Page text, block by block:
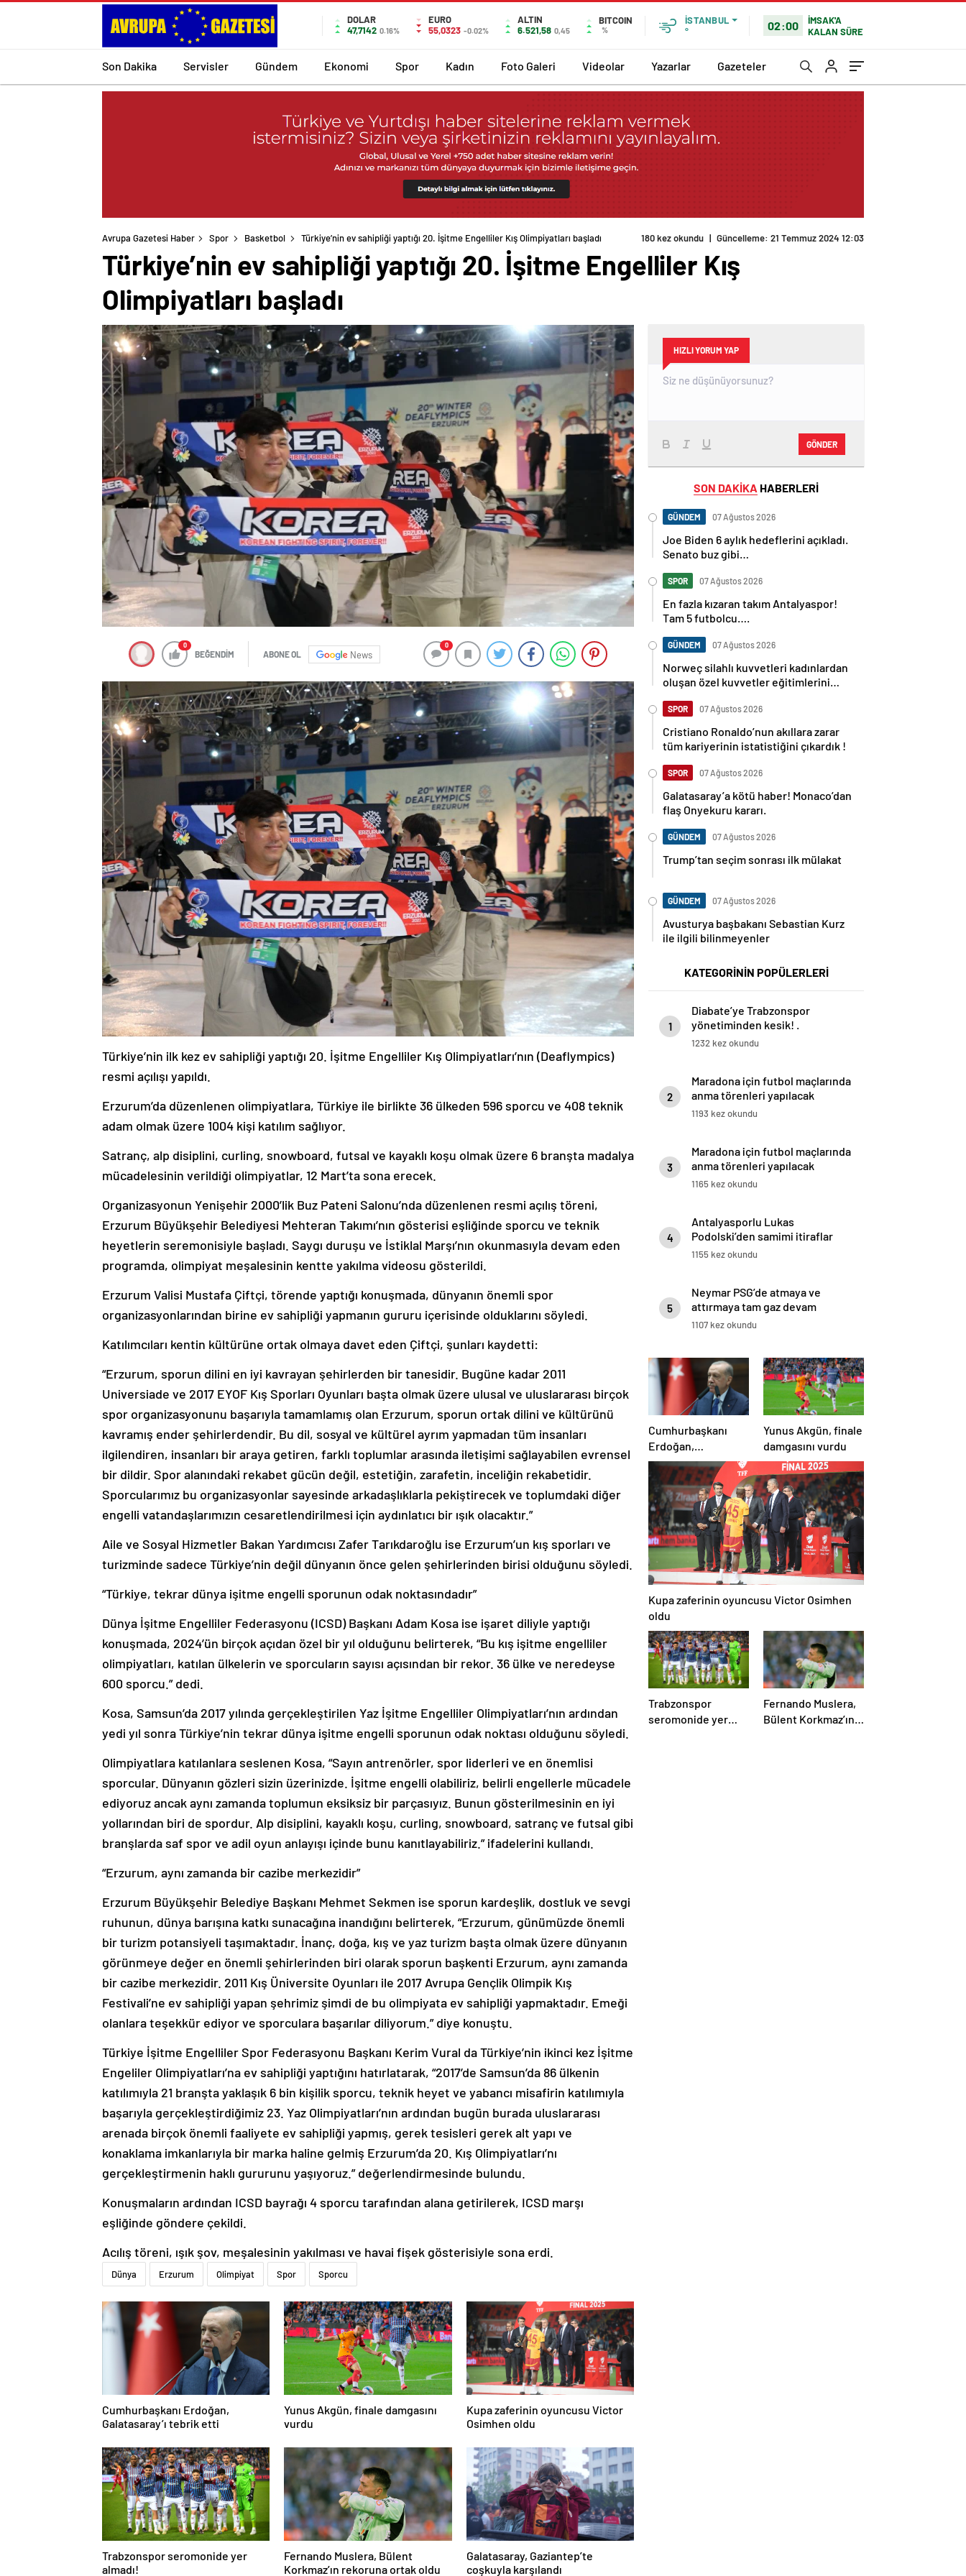
DOLAR
47,7142 0.16%
EURO
55,0323 -0.02%
ALTIN
6.521,58 0,45
BITCOIN
%
İSTANBUL
°
02:00
İMSAK'A
KALAN SÜRE
Son Dakika Servisler Gündem Ekonomi Spor Kadın Foto Galeri Videolar Yazarlar Gazeteler
Avrupa Gazetesi Haber Spor Basketbol Türkiye’nin ev sahipliği yaptığı 20. İşitme Engelliler Kış Olimpiyatları başladı
Türkiye’nin ev sahipliği yaptığı 20. İşitme Engelliler Kış
Olimpiyatları başladı
0
BEĞENDİM ABONE OL News
0
Türkiye’nin ilk kez ev sahipliği yaptığı 20. İşitme Engelliler Kış Olimpiyatları’nın (Deaflympics)
resmi açılışı yapıldı.
Erzurum’da düzenlenen olimpiyatlara, Türkiye ile birlikte 36 ülkeden 596 sporcu ve 408 teknik
adam olmak üzere 1004 kişi katılım sağlıyor.
Satranç, alp disiplini, curling, snowboard, futsal ve kayaklı koşu olmak üzere 6 branşta madalya
mücadelesinin verildiği olimpiyatlar, 12 Mart’ta sona erecek.
Organizasyonun Yenişehir 2000’lik Buz Pateni Salonu’nda düzenlenen resmi açılış töreni,
Erzurum Büyükşehir Belediyesi Mehteran Takımı’nın gösterisi eşliğinde sporcu ve teknik
heyetlerin seremonisiyle başladı. Saygı duruşu ve İstiklal Marşı’nın okunmasıyla devam eden
programda, olimpiyat meşalesinin kentte yakılma videosu gösterildi.
Erzurum Valisi Mustafa Çiftçi, törende yaptığı konuşmada, dünyanın önemli spor
organizasyonlarından birine ev sahipliği yapmanın gururu içerisinde olduklarını söyledi.
Katılımcıları kentin kültürüne ortak olmaya davet eden Çiftçi, şunları kaydetti:
“Erzurum, sporun dilini en iyi kavrayan şehirlerden bir tanesidir. Bugüne kadar 2011
Universiade ve 2017 EYOF Kış Sporları Oyunları başta olmak üzere ulusal ve uluslararası birçok
spor organizasyonunu başarıyla tamamlamış olan Erzurum, sporun ortak dilini ve kültürünü
kavramış ender şehirlerdendir. Bu dil, sosyal ve kültürel ayrım yapmadan tüm insanları
ilgilendiren, insanları bir araya getiren, farklı toplumlar arasında iletişimi sağlayabilen evrensel
bir dildir. Spor alanındaki rekabet gücün değil, estetiğin, zarafetin, inceliğin rekabetidir.
Sporcularımız bu organizasyonlar sayesinde arkadaşlıklarla pekiştirecek ve toplumdaki diğer
engelli vatandaşlarımızın cesaretlendirilmesi için aydınlatıcı bir ışık olacaktır.”
Aile ve Sosyal Hizmetler Bakan Yardımcısı Zafer Tarıkdaroğlu ise Erzurum’un kış sporları ve
turizminde sadece Türkiye’nin değil dünyanın önce gelen şehirlerinden birisi olduğunu söyledi.
“Türkiye, tekrar dünya işitme engelli sporunun odak noktasındadır”
Dünya İşitme Engelliler Federasyonu (ICSD) Başkanı Adam Kosa ise işaret diliyle yaptığı
konuşmada, 2024’ün birçok açıdan özel bir yıl olduğunu belirterek, “Bu kış işitme engelliler
olimpiyatları, katılan ülkelerin ve sporcuların sayısı açısından bir rekor. 36 ülke ve neredeyse
600 sporcu.” dedi.
Kosa, Samsun’da 2017 yılında gerçekleştirilen Yaz İşitme Engelliler Olimpiyatları’nın ardından
yedi yıl sonra Türkiye’nin tekrar dünya işitme engelli sporunun odak noktası olduğunu söyledi.
Olimpiyatlara katılanlara seslenen Kosa, “Sayın antrenörler, spor liderleri ve en önemlisi
sporcular. Dünyanın gözleri sizin üzerinizde. İşitme engelli olabiliriz, belirli engellerle mücadele
ediyoruz ancak aynı zamanda toplumun eksiksiz bir parçasıyız. Bunun gösterilmesinin en iyi
yollarından biri de spordur. Alp disiplini, kayaklı koşu, curling, snowboard, satranç ve futsal gibi
branşlarda saf spor ve adil oyun anlayışı içinde bunu kanıtlayabiliriz.” ifadelerini kullandı.
“Erzurum, aynı zamanda bir cazibe merkezidir”
Erzurum Büyükşehir Belediye Başkanı Mehmet Sekmen ise sporun kardeşlik, dostluk ve sevgi
ruhunun, dünya barışına katkı sunacağına inandığını belirterek, “Erzurum, günümüzde önemli
bir turizm potansiyeli taşımaktadır. İnanç, doğa, kış ve yaz turizm başta olmak üzere dünyanın
görünmeye değer en önemli şehirlerinden biri olarak sporun başkenti Erzurum, aynı zamanda
bir cazibe merkezidir. 2011 Kış Üniversite Oyunları ile 2017 Avrupa Gençlik Olimpik Kış
Festivali’ne ev sahipliği yapan şehrimiz şimdi de bu olimpiyata ev sahipliği yapmaktadır. Emeği
olanlara teşekkür ediyor ve sporculara başarılar diliyorum.” diye konuştu.
Türkiye İşitme Engelliler Spor Federasyonu Başkanı Kerim Vural da Türkiye’nin ikinci kez İşitme
Engeliler Olimpiyatları’na ev sahipliği yaptığını hatırlatarak, “2017’de Samsun’da 86 ülkenin
katılımıyla 21 branşta yaklaşık 6 bin kişilik sporcu, teknik heyet ve yabancı misafirin katılımıyla
başarıyla gerçekleştirdiğimiz 23. Yaz Olimpiyatları’nın ardından bugün burada uluslararası
arenada birçok önemli faaliyete ev sahipliği yapmış, gerek tesisleri gerek alt yapı ve
konaklama imkanlarıyla bir marka haline gelmiş Erzurum’da 20. Kış Olimpiyatları’nı
gerçekleştirmenin haklı gururunu yaşıyoruz.” değerlendirmesinde bulundu.
Konuşmaların ardından ICSD bayrağı 4 sporcu tarafından alana getirilerek, ICSD marşı
eşliğinde göndere çekildi.
Acılış töreni, ışık şov, meşalesinin yakılması ve havai fişek gösterisiyle sona erdi.
Dünya Erzurum Olimpiyat Spor Sporcu
Cumhurbaşkanı Erdoğan,
Galatasaray’ı tebrik etti
Yunus Akgün, finale damgasını
vurdu
Kupa zaferinin oyuncusu Victor
Osimhen oldu
Trabzonspor seromonide yer
almadı!
Fernando Muslera, Bülent
Korkmaz’ın rekoruna ortak oldu
Galatasaray, Gaziantep’te
coşkuyla karşılandı
HIZLI YORUM YAP
GÖNDER
SON DAKİKA HABERLERİ
GÜNDEM 07 Ağustos 2026
Joe Biden 6 aylık hedeflerini açıkladı.
Senato buz gibi…
SPOR 07 Ağustos 2026
En fazla kızaran takım Antalyaspor!
Tam 5 futbolcu….
GÜNDEM 07 Ağustos 2026
Norweç silahlı kuvvetleri kadınlardan
oluşan özel kuvvetler eğitimlerini
SPOR 07 Ağustos 2026
Cristiano Ronaldo’nun akıllara zarar
tüm kariyerinin istatistiğini çıkardık !
SPOR 07 Ağustos 2026
Galatasaray’a kötü haber! Monaco’dan
flaş Onyekuru kararı.
GÜNDEM 07 Ağustos 2026
Trump’tan seçim sonrası ilk mülakat
GÜNDEM 07 Ağustos 2026
Avusturya başbakanı Sebastian Kurz
ile ilgili bilinmeyenler
KATEGORİNİN POPÜLERLERİ
1
Diabate’ye Trabzonspor
yönetiminden kesik! .
1232 kez okundu
2
Maradona için futbol maçlarında
anma törenleri yapılacak
1193 kez okundu
3
Maradona için futbol maçlarında
anma törenleri yapılacak
1165 kez okundu
4
Antalyasporlu Lukas
Podolski’den samimi itiraflar
“Türkiye benim ikinci vatanım” .
1155 kez okundu
5
Neymar PSG’de atmaya ve
attırmaya tam gaz devam
ediyor!
1107 kez okundu
Cumhurbaşkanı
Erdoğan,
Galatasaray’ı tebrik
etti
Yunus Akgün, finale
damgasını vurdu
Kupa zaferinin oyuncusu Victor Osimhen
oldu
Trabzonspor
seromonide yer
Fernando Muslera,
Bülent Korkmaz’ın